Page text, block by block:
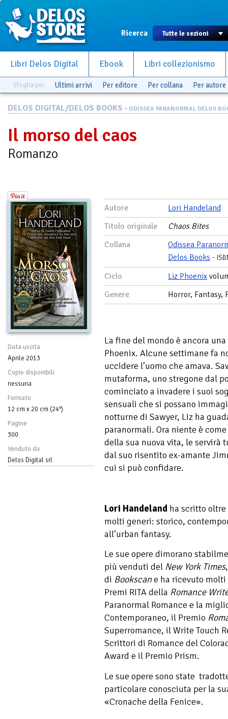
Ricerca
Libri Delos Digital Ebook Libri collezionismo
Sfoglia per Ultimi arrivi Per editore Per collana Per autore
DELOS DIGITAL/DELOS BOOKS > ODISSEA PARANORMAL DELOS
Il morso del caos
Romanzo
Data uscita
Aprile 2013
Copie disponibili
nessuna
Formato
12 cm x 20 cm (24°)
Pagine
300
Venduto da
Delos Digital srl
Autore
Lori Handeland
Titolo originale
Chaos Bites
Collana
Odissea
Delos Books -
Ciclo Liz Phoenix
Genere
Horror, Fantasy,
La fine del mondo è ancora
Phoenix. Alcune settimane fa
uccidere l’uomo che amava.
mutaforma, uno stregone dal
cominciato a invadere i suoi
sensuali che si possano
notturne di Sawyer, Liz ha
paranormali. Ora niente è
della sua nuova vita, le servirà
dal suo risentito ex-amante
cui si può confidare.
Lori Handeland ha scritto
molti generi: storico,
all’urban fantasy.
Le sue opere dimorano
più venduti del New York Times
di Bookscane ha ricevuto
Premi RITA della Romance
Paranormal Romance e la
Contemporaneo, il Premio
Superromance, il Write Touch
Scrittori di Romance del
Award e il Premio Prism.
Le sue opere sono state
particolare conosciuta per la
«Cronache della Fenice».